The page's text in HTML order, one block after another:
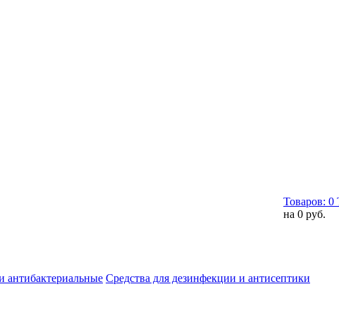
Товаров: 0
на 0 руб.
антибактериальные Средства для дезинфекции и антисептики